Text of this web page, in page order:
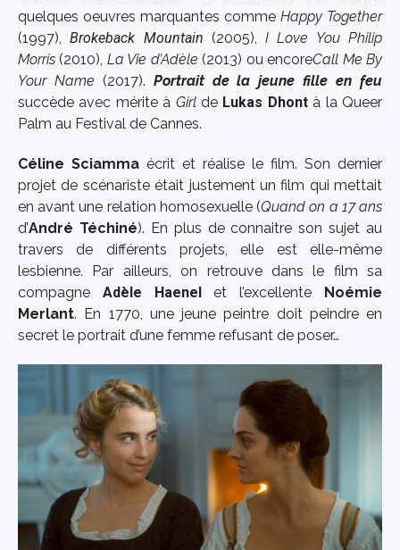
quelques oeuvres marquantes comme Happy Together
(1997),Brokeback Mountain (2005),I Love You Philip
Morris (2010), La Vie d’Adèle (2013) ou encoreCall Me By
Your Name (2017). Portrait de la jeune fille en feu
succède avec mérite à Girlde Lukas Dhontà la Queer
Palm au Festival de Cannes.
Céline Sciamma écrit et réalise le film. Son dernier
projet de scénariste était justement un film qui mettait
en avant une relation homosexuelle (Quand on a 17 ans
d’André Téchiné). En plus de connaitre son sujet au
travers de différents projets, elle est elle-même
lesbienne. Par ailleurs, on retrouve dans le film sa
compagne Adèle Haenelet l’excellente Noémie
Merlant. En 1770, une jeune peintre doit peindre en
secret le portrait d’une femme refusant de poser…